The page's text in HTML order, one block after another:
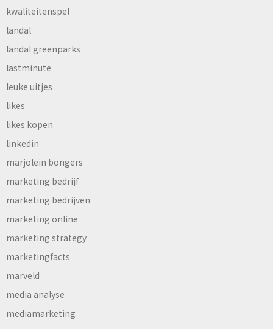
kwaliteitenspel
landal
landal greenparks
lastminute
leuke uitjes
likes
likes kopen
linkedin
marjolein bongers
marketing bedrijf
marketing bedrijven
marketing online
marketing strategy
marketingfacts
marveld
media analyse
mediamarketing